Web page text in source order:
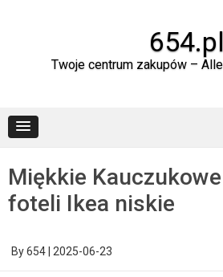
654.pl
Twoje centrum zakupów –
Miękkie
foteli Ikea niskie
By654 2025-06-23